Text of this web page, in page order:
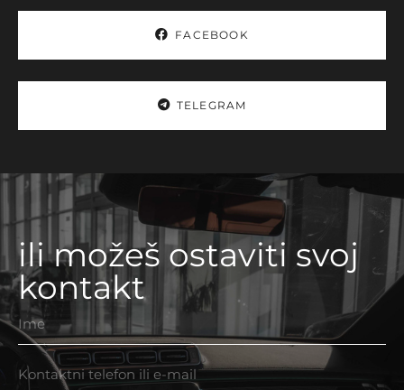
FACEBOOK
TELEGRAM
ili možeš ostaviti svoj
kontakt